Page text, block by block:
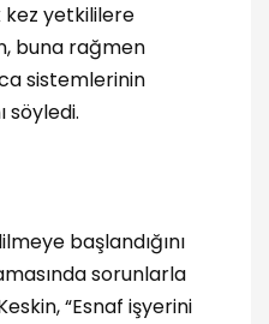
kez yetkililere
buna rağmen
sistemlerinin
söyledi.
başlandığını
sorunlarla
“Esnaf işyerini